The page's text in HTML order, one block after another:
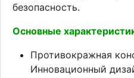
безопасность.
Основные
Противокражная
Инновационный